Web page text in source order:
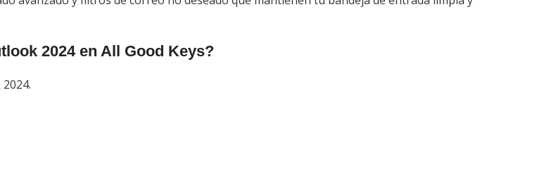
2024 en All Good Keys?